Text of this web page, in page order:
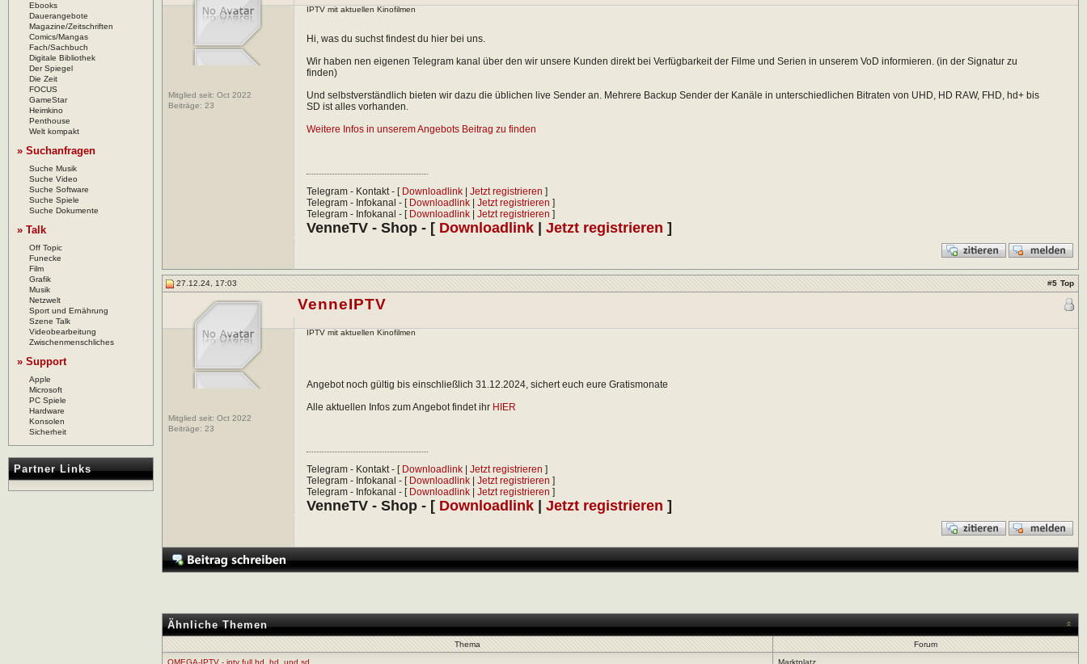
Ebooks
Dauerangebote
Magazine/Zeitschriften
Comics/Mangas
Fach/Sachbuch
Digitale Bibliothek
Der Spiegel
Die Zeit
FOCUS
GameStar
Heimkino
Penthouse
Welt kompakt
» Suchanfragen
Suche Musik
Suche Video
Suche Software
Suche Spiele
Suche Dokumente
» Talk
Off Topic
Funecke
Film
Grafik
Musik
Netzwelt
Sport und Ernährung
Szene Talk
Videobearbeitung
Zwischenmenschliches
» Support
Apple
Microsoft
PC Spiele
Hardware
Konsolen
Sicherheit
Partner Links
Mitglied seit: Oct 2022
Beiträge: 23
IPTV mit aktuellen Kinofilmen
Hi, was du suchst findest du hier bei uns.
Wir haben nen eigenen Telegram kanal über den wir unsere Kunden direkt bei Verfügbarkeit der Filme und Serien in unserem VoD informieren. (in der Signatur zu
finden)
Und selbstverständlich bieten wir dazu die üblichen live Sender an. Mehrere Backup Sender der Kanäle in unterschiedlichen Bitraten von UHD, HD RAW, FHD, hd+ bis
SD ist alles vorhanden.
Weitere Infos in unserem Angebots Beitrag zu finden
Telegram - Kontakt - [ Downloadlink Jetzt registrieren ]
Telegram - Infokanal - [ Downloadlink Jetzt registrieren ]
Telegram - Infokanal - [ Downloadlink Jetzt registrieren ]
VenneTV - Shop - [ Downloadlink Jetzt registrieren ]
27.12.24, 17:03 #5 Top
Mitglied seit: Oct 2022
Beiträge: 23
VenneIPTV
IPTV mit aktuellen Kinofilmen
Angebot noch gültig bis einschließlich 31.12.2024, sichert euch eure Gratismonate
Alle aktuellen Infos zum Angebot findet ihr HIER
Telegram - Kontakt - [ Downloadlink Jetzt registrieren ]
Telegram - Infokanal - [ Downloadlink Jetzt registrieren ]
Telegram - Infokanal - [ Downloadlink Jetzt registrieren ]
VenneTV - Shop - [ Downloadlink Jetzt registrieren ]
Ähnliche Themen
Thema
Forum